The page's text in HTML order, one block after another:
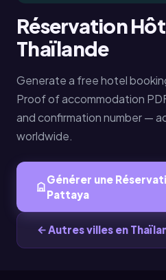
Réservation
Thaïlande
Generate a free hotel
Proof of accommodation
and confirmation number —
worldwide.
Générer une
Pattaya
Autres villes en